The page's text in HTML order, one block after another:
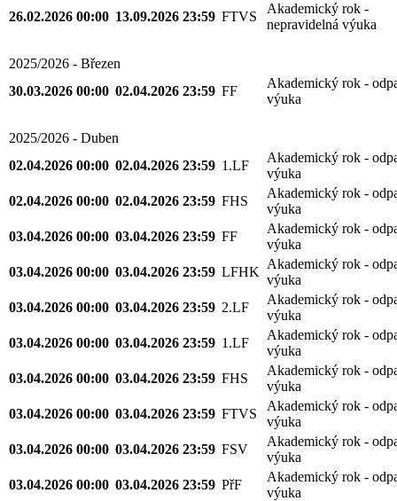
26.02.2026 00:00 13.09.2026 23:59 FTVS
Akademický rok -
nepravidelná výuka
2025/2026 - Březen
30.03.2026 00:00 02.04.2026 23:59 FF
Akademický rok -
výuka
2025/2026 - Duben
02.04.2026 00:00 02.04.2026 23:59 1.LF
Akademický rok -
výuka
02.04.2026 00:00 02.04.2026 23:59 FHS
Akademický rok -
výuka
03.04.2026 00:00 03.04.2026 23:59 FF
Akademický rok -
výuka
03.04.2026 00:00 03.04.2026 23:59 LFHK
Akademický rok -
výuka
03.04.2026 00:00 03.04.2026 23:59 2.LF
Akademický rok -
výuka
03.04.2026 00:00 03.04.2026 23:59 1.LF
Akademický rok -
výuka
03.04.2026 00:00 03.04.2026 23:59 FHS
Akademický rok -
výuka
03.04.2026 00:00 03.04.2026 23:59 FTVS
Akademický rok -
výuka
03.04.2026 00:00 03.04.2026 23:59 FSV
Akademický rok -
výuka
03.04.2026 00:00 03.04.2026 23:59 PřF
Akademický rok -
výuka